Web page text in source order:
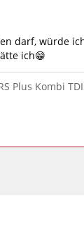
darf, würde
ich😁
Plus Kombi